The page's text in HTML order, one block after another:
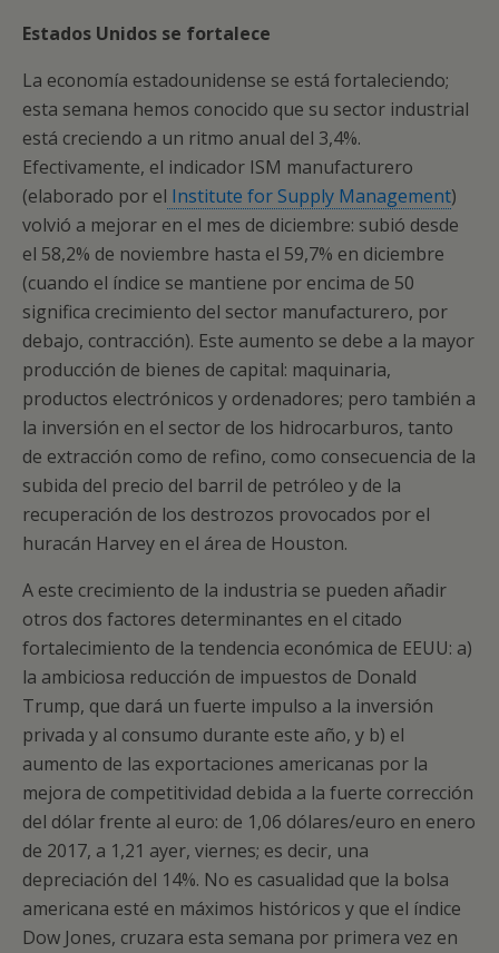
Estados Unidos se fortalece
La economía estadounidense se está fortaleciendo;
esta semana hemos conocido que su sector industrial
está creciendo a un ritmo anual del 3,4%.
Efectivamente, el indicador ISM manufacturero
(elaborado por el Institute for Supply Management)
volvió a mejorar en el mes de diciembre: subió desde
el 58,2% de noviembre hasta el 59,7% en diciembre
(cuando el índice se mantiene por encima de 50
significa crecimiento del sector manufacturero, por
debajo, contracción). Este aumento se debe a la mayor
producción de bienes de capital: maquinaria,
productos electrónicos y ordenadores; pero también a
la inversión en el sector de los hidrocarburos, tanto
de extracción como de refino, como consecuencia de la
subida del precio del barril de petróleo y de la
recuperación de los destrozos provocados por el
huracán Harvey en el área de Houston.
A este crecimiento de la industria se pueden añadir
otros dos factores determinantes en el citado
fortalecimiento de la tendencia económica de EEUU: a)
la ambiciosa reducción de impuestos de Donald
Trump, que dará un fuerte impulso a la inversión
privada y al consumo durante este año, y b) el
aumento de las exportaciones americanas por la
mejora de competitividad debida a la fuerte corrección
del dólar frente al euro: de 1,06 dólares/euro en enero
de 2017, a 1,21 ayer, viernes; es decir, una
depreciación del 14%. No es casualidad que la bolsa
americana esté en máximos históricos y que el índice
Dow Jones, cruzara esta semana por primera vez en